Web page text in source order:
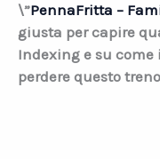
\”PennaFritta –
giusta per capire
Indexing e su come
perdere questo